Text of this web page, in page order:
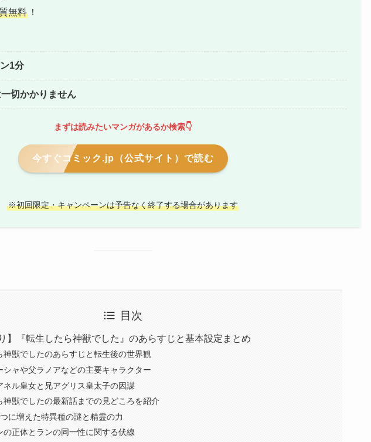
無料 ！
1分
切かかりません
まずは読みたいマンガがあるか検索👇
今すぐコミック.jp（公式サイト）で読む
※初回限定・キャンペーンは予告なく終了する場合があります
目次
】『転生したら神獣でした』のあらすじと基本設定まとめ
神獣でしたのあらすじと転生後の世界観
シャや父ラノアなどの主要キャラクター
ネル皇女と兄アグリス皇太子の因謀
神獣でしたの最新話までの見どころを紹介
に増えた特異種の謎と精霊の力
の正体とランの同一性に関する伏線